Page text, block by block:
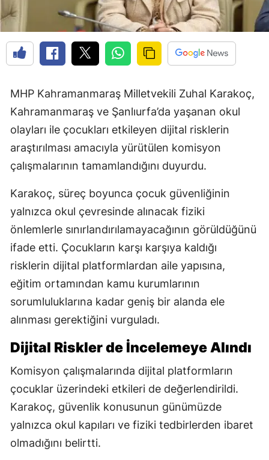
MHP Kahramanmaraş Milletvekili Zuhal Karakoç,
Kahramanmaraş ve Şanlıurfa’da yaşanan okul
olayları ile çocukları etkileyen dijital risklerin
araştırılması amacıyla yürütülen komisyon
çalışmalarının tamamlandığını duyurdu.
Karakoç, süreç boyunca çocuk güvenliğinin
yalnızca okul çevresinde alınacak fiziki
önlemlerle sınırlandırılamayacağının görüldüğünü
ifade etti. Çocukların karşı karşıya kaldığı
risklerin dijital platformlardan aile yapısına,
eğitim ortamından kamu kurumlarının
sorumluluklarına kadar geniş bir alanda ele
alınması gerektiğini vurguladı.
Dijital Riskler de İncelemeye Alındı
Komisyon çalışmalarında dijital platformların
çocuklar üzerindeki etkileri de değerlendirildi.
Karakoç, güvenlik konusunun günümüzde
yalnızca okul kapıları ve fiziki tedbirlerden ibaret
olmadığını belirtti.